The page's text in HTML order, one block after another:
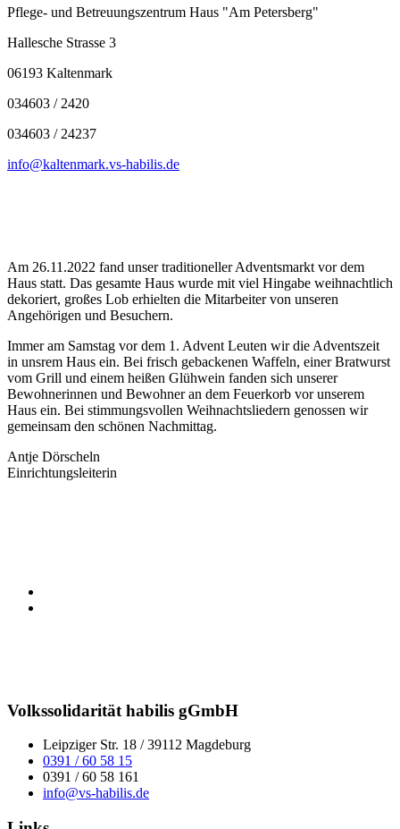
Pflege- und Betreuungszentrum Haus "Am Petersberg"
Hallesche Strasse 3
06193 Kaltenmark
034603 / 2420
034603 / 24237
info@kaltenmark.vs-habilis.de
Am 26.11.2022 fand unser traditioneller Adventsmarkt vor dem
Haus statt. Das gesamte Haus wurde mit viel Hingabe weihnachtlich
dekoriert, großes Lob erhielten die Mitarbeiter von unseren
Angehörigen und Besuchern.
Immer am Samstag vor dem 1. Advent Leuten wir die Adventszeit
in unsrem Haus ein. Bei frisch gebackenen Waffeln, einer Bratwurst
vom Grill und einem heißen Glühwein fanden sich unserer
Bewohnerinnen und Bewohner an dem Feuerkorb vor unserem
Haus ein. Bei stimmungsvollen Weihnachtsliedern genossen wir
gemeinsam den schönen Nachmittag.
Antje Dörscheln
Einrichtungsleiterin
Volkssolidarität habilis gGmbH
Leipziger Str. 18 / 39112 Magdeburg
0391 / 60 58 15
0391 / 60 58 161
info@vs-habilis.de